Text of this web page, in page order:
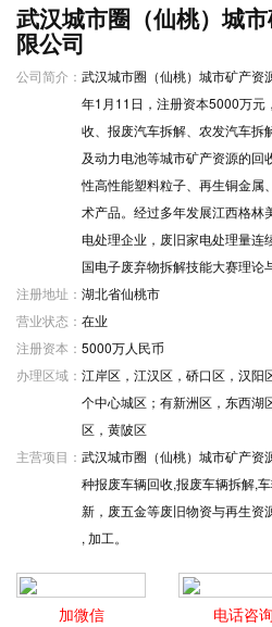
武汉城市圈（仙桃）城
限公司
公司简介： 武汉城市圈（仙桃）城市矿产资
年1月11日，注册资本5000万元
收、报废汽车拆解、农发汽车拆
及动力电池等城市矿产资源的回
性高性能塑料粒子、再生铜金属
术产品。经过多年发展江西格林
电处理企业，废旧家电处理量连
国电子废弃物拆解技能大赛理论
注册地址： 湖北省仙桃市
营业状态： 在业
注册资本： 5000万人民币
办理区域： 江岸区，江汉区，硚口区，汉阳
个中心城区；有新洲区，东西湖
区，黄陂区
主营项目： 武汉城市圈（仙桃）城市矿产资
种报废车辆回收,报废车辆拆解,
新，废五金等废旧物资与再生资
, 加工。
电话咨询
加微信